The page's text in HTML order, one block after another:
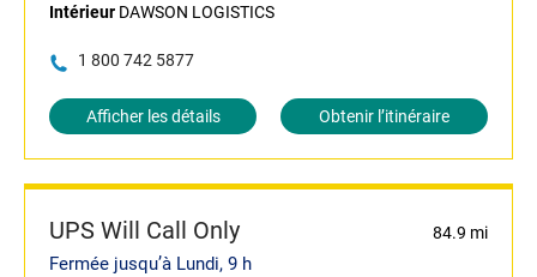
Intérieur DAWSON LOGISTICS
1 800 742 5877
Afficher les détails Obtenir l’itinéraire
UPS Will Call Only 84.9 mi
Fermée jusqu’à Lundi, 9 h